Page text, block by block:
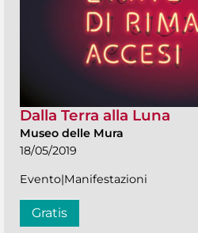
Dalla Terra alla Luna
Museo delle Mura
18/05/2019
Evento|Manifestazioni
Gratis